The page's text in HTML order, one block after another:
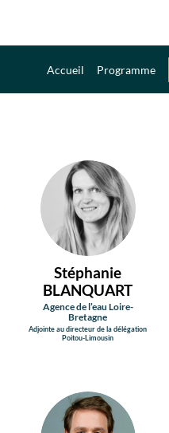
Accueil Programme
SB
Stéphanie
BLANQUART
Agence de l’eau Loire-
Bretagne
Adjointe au directeur de la délégation
Poitou-Limousin